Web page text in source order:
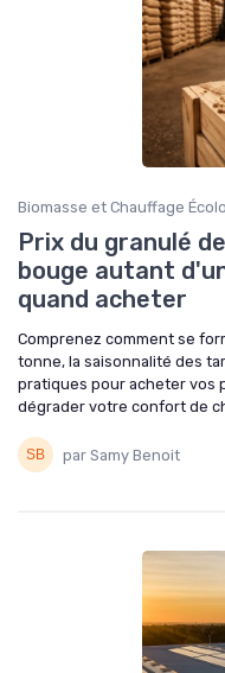
Biomasse et Chauffage
Prix du granulé
bouge autant
quand acheter
Comprenez comment se
tonne, la saisonnalité des
pratiques pour acheter vos
dégrader votre confort de
par Samy Benoit